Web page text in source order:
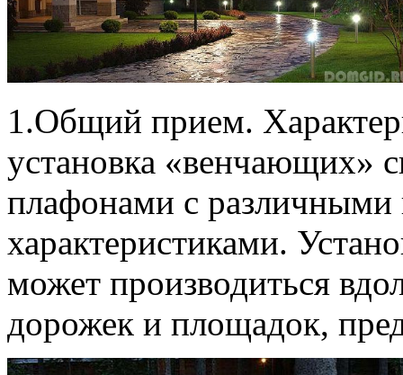
1.Общий прием.
установка «венчающих»
плафонами с
характеристиками.
может производиться
дорожек и площадок,